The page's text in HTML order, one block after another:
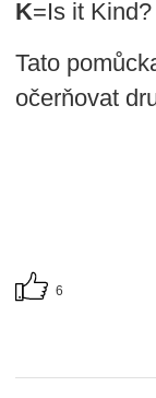
K=Is it
Tato
očerňovat
6